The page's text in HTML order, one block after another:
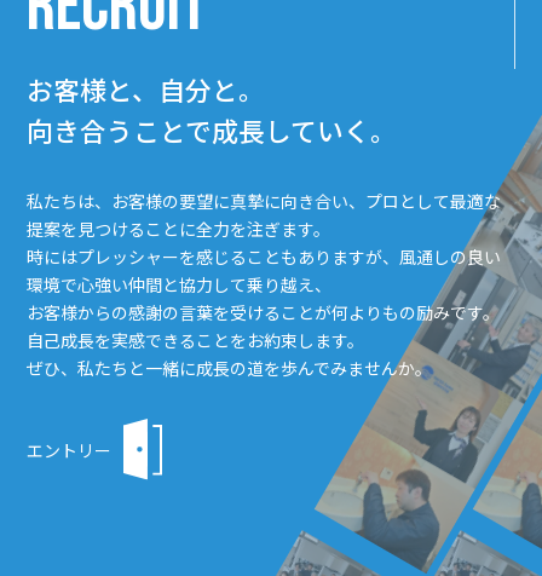
お客様と、自分と。
向き合うことで成長していく。
私たちは、お客様の要望に真摯に向き合い、プロとして最適な
提案を見つけることに全力を注ぎます。
時にはプレッシャーを感じることもありますが、風通しの良い
環境で心強い仲間と協力して乗り越え、
お客様からの感謝の言葉を受けることが何よりもの励みです。
自己成長を実感できることをお約束します。
ぜひ、私たちと一緒に成長の道を歩んでみませんか。
エントリー